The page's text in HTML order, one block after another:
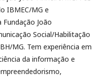
IBMEC/MG e
Fundação João
Social/Habilitação
MG. Tem experiência em
da informação e